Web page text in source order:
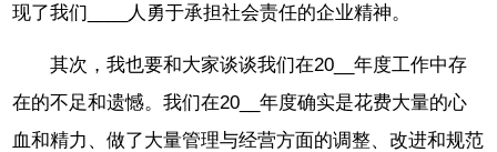
现了我们____人勇于承担社会责任的企业精神。
其次，我也要和大家谈谈我们在20__年度工作中存
在的不足和遗憾。我们在20__年度确实是花费大量的心
血和精力、做了大量管理与经营方面的调整、改进和规范